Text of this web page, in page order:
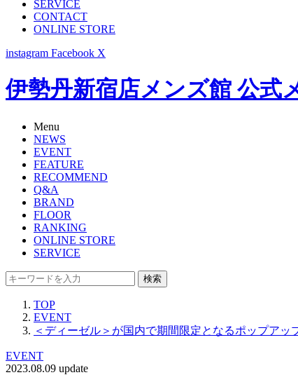
SERVICE
CONTACT
ONLINE STORE
instagram Facebook X
伊勢丹新宿店メンズ館 公式
Menu
NEWS
EVENT
FEATURE
RECOMMEND
Q&A
BRAND
FLOOR
RANKING
ONLINE STORE
SERVICE
検索
TOP
EVENT
＜ディーゼル＞が国内で期間限定となるポップア
EVENT
2023.08.09 update